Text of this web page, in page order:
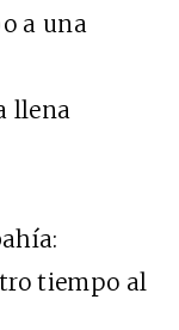
a una
llena
tiempo al